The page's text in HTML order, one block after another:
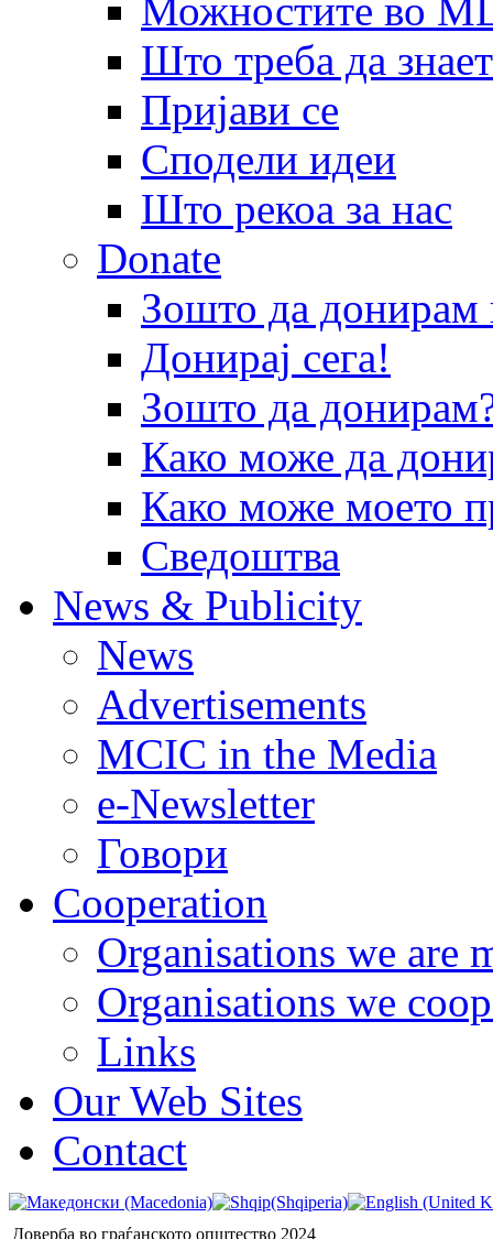
Можностите во
Што треба да
Пријави се
Сподели идеи
Што рекоа за нас
Donate
Зошто да
Донирај сега!
Зошто да
Како може да
Како може моето
Сведоштва
News & Publicity
News
Advertisements
MCIC in the Media
e-Newsletter
Говори
Cooperation
Organisations we are
Organisations we
Links
Our Web Sites
Contact
Доверба во граѓанското општество 2024